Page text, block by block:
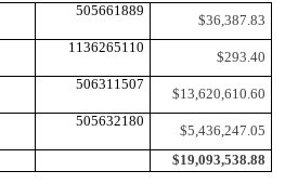
505661889
$36,387.83
1136265110
$293.40
506311507
$13,620,610.60
505632180
$5,436,247.05
$19,093,538.88